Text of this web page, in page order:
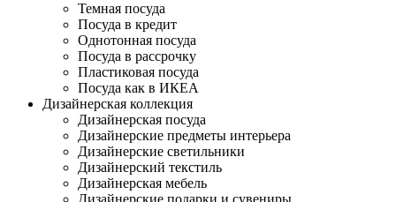
Темная посуда
Посуда в кредит
Однотонная посуда
Посуда в рассрочку
Пластиковая посуда
Посуда как в ИКЕА
Дизайнерская коллекция
Дизайнерская посуда
Дизайнерские предметы интерьера
Дизайнерские светильники
Дизайнерский текстиль
Дизайнерская мебель
Дизайнерские подарки и сувениры